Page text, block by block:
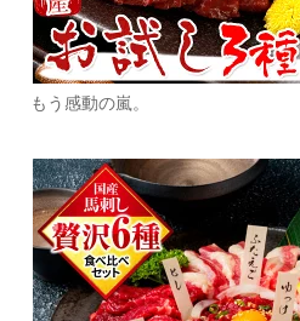
もう感動の嵐。